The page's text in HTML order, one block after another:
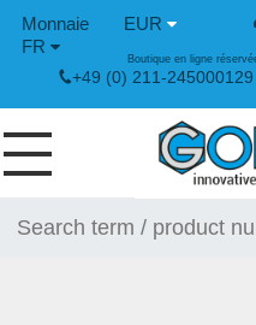
FR
EUR
+49 (0) 211-245000129
Boutique en ligne
VIS